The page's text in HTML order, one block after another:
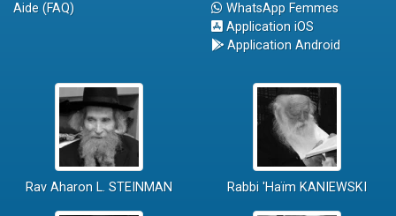
Aide (FAQ)
WhatsApp Femmes
Application iOS
Application Android
Rav Aharon L. STEINMAN Rabbi 'Haïm KANIEWSKI